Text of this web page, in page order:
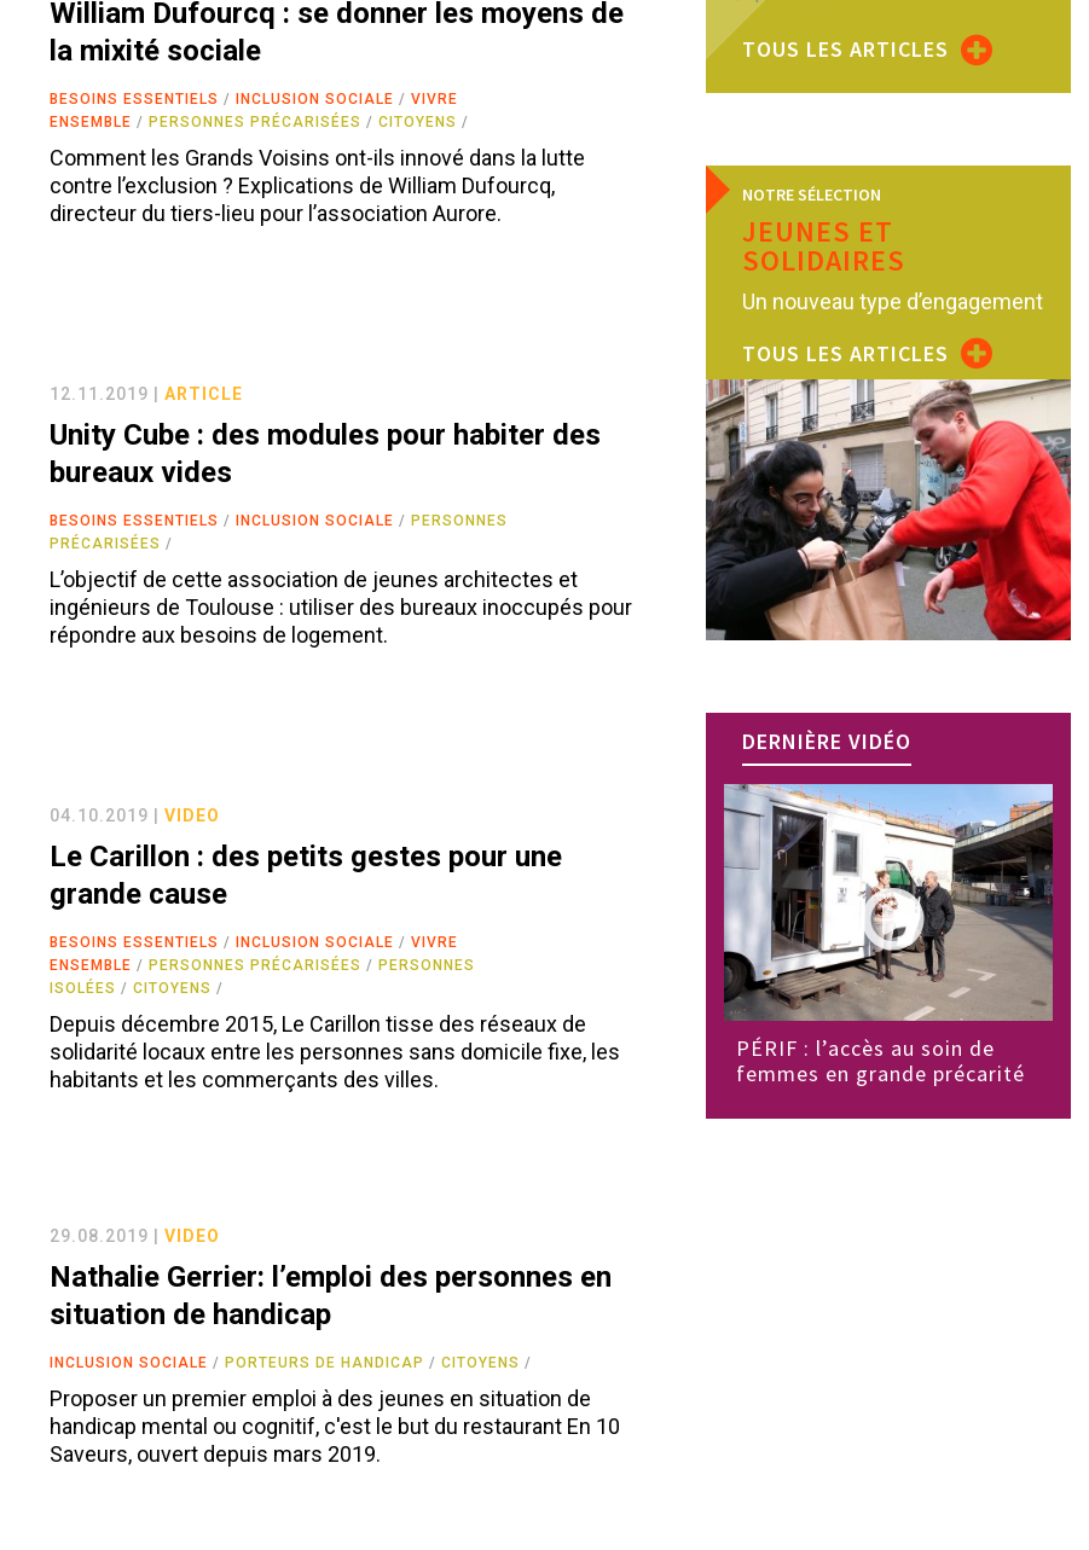
William Dufourcq : se donner les moyens de
la mixité sociale
BESOINS ESSENTIELS INCLUSION SOCIALE
VIVRE
ENSEMBLE
PERSONNES PRÉCARISÉES CITOYENS
Comment les Grands Voisins ont-ils innové dans la lutte
contre l’exclusion ? Explications de William Dufourcq,
directeur du tiers-lieu pour l’association Aurore.
12.11.2019 |ARTICLE
Unity Cube : des modules pour habiter des
bureaux vides
BESOINS ESSENTIELS INCLUSION SOCIALE
PERSONNES
PRÉCARISÉES
L’objectif de cette association de jeunes architectes et
ingénieurs de Toulouse : utiliser des bureaux inoccupés pour
répondre aux besoins de logement.
04.10.2019 |VIDEO
Le Carillon : des petits gestes pour une
grande cause
BESOINS ESSENTIELS INCLUSION SOCIALE
VIVRE
ENSEMBLE
PERSONNES PRÉCARISÉES
PERSONNES
ISOLÉES
CITOYENS
Depuis décembre 2015, Le Carillon tisse des réseaux de
solidarité locaux entre les personnes sans domicile fixe, les
habitants et les commerçants des villes.
29.08.2019 |VIDEO
Nathalie Gerrier: l’emploi des personnes en
situation de handicap
INCLUSION SOCIALE PORTEURS DE HANDICAP CITOYENS
Proposer un premier emploi à des jeunes en situation de
handicap mental ou cognitif, c'est le but du restaurant En 10
Saveurs, ouvert depuis mars 2019.
TOUS LES ARTICLES
NOTRE SÉLECTION
JEUNES ET
SOLIDAIRES
Un nouveau type d’engagement
TOUS LES ARTICLES
DERNIÈRE VIDÉO
PÉRIF : l’accès au soin de
femmes en grande précarité